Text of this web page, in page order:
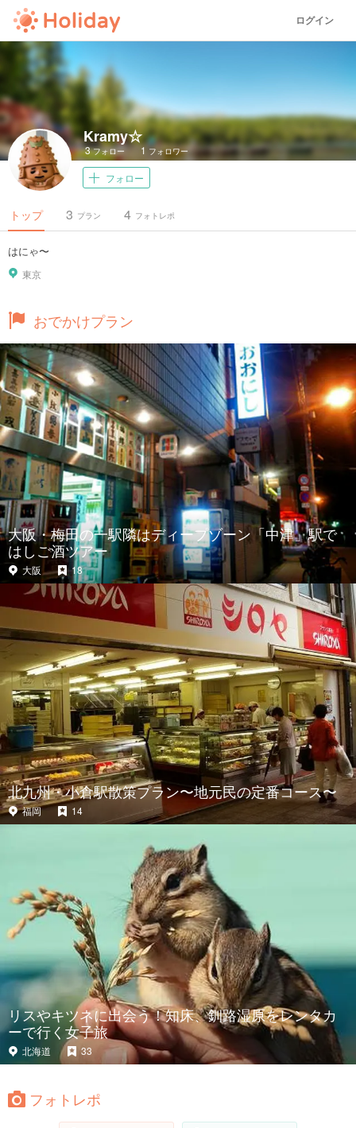
ログイン
Kramy☆
3フォロー 1 フォロワー
フォロー
トップ プラン
3 フォトレポ
4
はにゃ〜
東京
おでかけプラン
大阪・梅田の一駅隣はディープゾーン「中津」駅で
はしご酒ツアー
大阪 18
北九州・小倉駅散策プラン〜地元民の定番コース〜
福岡 14
リスやキツネに出会う！知床、釧路湿原をレンタカ
ーで行く女子旅
北海道 33
フォトレポ